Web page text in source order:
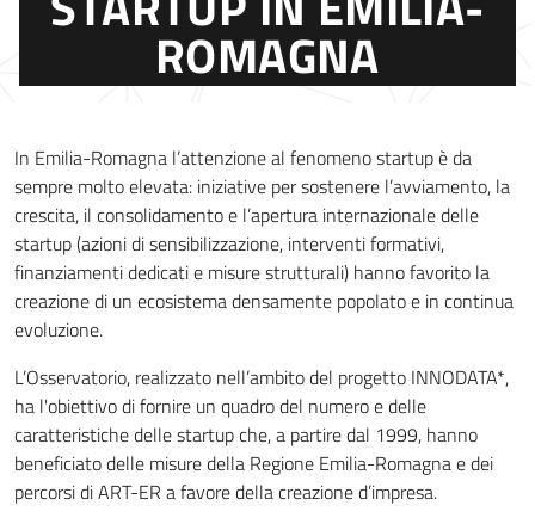
ROMAGNA
In Emilia-Romagna l’attenzione al fenomeno startup è da
sempre molto elevata: iniziative per sostenere l’avviamento, la
crescita, il consolidamento e l’apertura internazionale delle
startup (azioni di sensibilizzazione, interventi formativi,
finanziamenti dedicati e misure strutturali) hanno favorito la
creazione di un ecosistema densamente popolato e in continua
evoluzione.
L’Osservatorio, realizzato nell’ambito del progetto INNODATA*,
ha l'obiettivo di fornire un quadro del numero e delle
caratteristiche delle startup che, a partire dal 1999, hanno
beneficiato delle misure della Regione Emilia-Romagna e dei
percorsi di ART-ER a favore della creazione d’impresa.